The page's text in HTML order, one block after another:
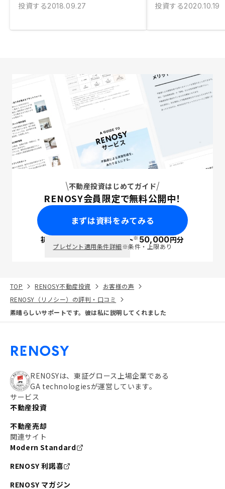
投資する2018.09.27
投資する2020.10.19
不動産投資はじめてガイド
RENOSY会員限定で無料公開中！
まずは資料をみてみる
初回面談で ポイント※50,000円分
プレゼント適用条件詳細※条件・上限あり
TOP RENOSY不動産投資
お客様の声
RENOSY（リノシー）の評判・口コミ
素晴らしいサポートです。彼は私に説明してくれました
RENOSYは、東証グロース上場企業である
GA technologiesが運営しています。
サービス
不動産投資
不動産売却
関連サイト
Modern Standard
RENOSY 利諾喜
RENOSY マガジン